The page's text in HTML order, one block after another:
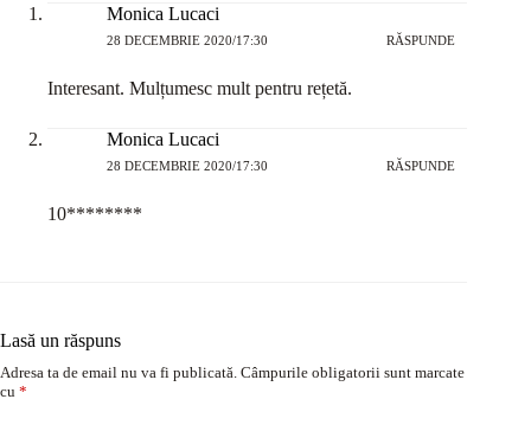
Monica Lucaci
28 DECEMBRIE 2020/17:30 RĂSPUNDE
Interesant. Mulțumesc mult pentru rețetă.
Monica Lucaci
28 DECEMBRIE 2020/17:30 RĂSPUNDE
10********
Lasă un răspuns
Adresa ta de email nu va fi publicată. Câmpurile obligatorii sunt marcate
cu *